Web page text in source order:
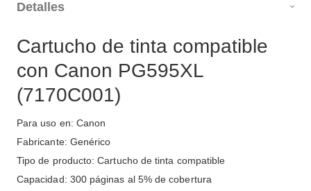
Detalles
Cartucho de tinta compatible
con Canon PG595XL
(7170C001)
Para uso en: Canon
Fabricante: Genérico
Tipo de producto: Cartucho de tinta compatible
Capacidad: 300 páginas al 5% de cobertura